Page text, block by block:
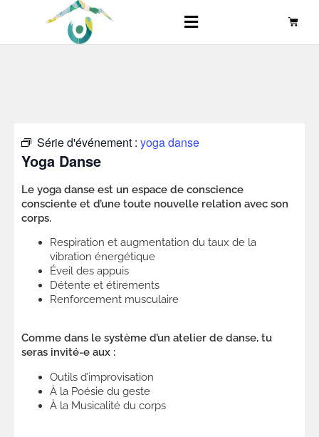
Série d'événement : yoga danse
Yoga Danse
Le yoga danse est un espace de conscience
consciente et d’une toute nouvelle relation avec son
corps.
Respiration et augmentation du taux de la
vibration énergétique
Éveil des appuis
Détente et étirements
Renforcement musculaire
Comme dans le système d’un atelier de danse, tu
seras invité-e aux :
Outils d’improvisation
À la Poésie du geste
À la Musicalité du corps